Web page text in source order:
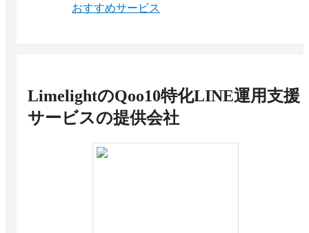
おすすめサービス
LimelightのQoo10特化LINE運用支援
サービスの提供会社